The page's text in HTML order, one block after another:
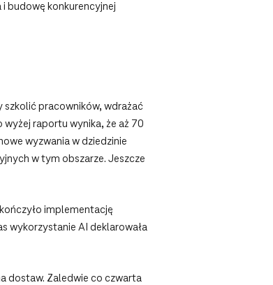
budowę konkurencyjnej
pracowników, wdrażać
raportu wynika, że aż 70
wyzwania w dziedzinie
w tym obszarze. Jeszcze
implementację
wykorzystanie AI deklarowała
dostaw. Zaledwie co czwarta